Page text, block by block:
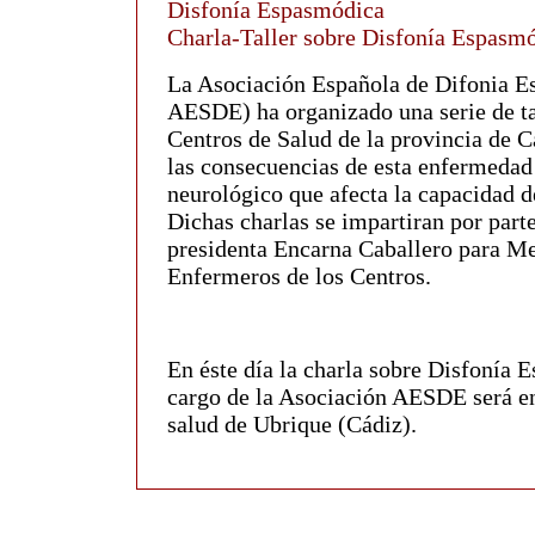
Disfonía Espasmódica
Charla-Taller sobre Disfonía
La Asociación Española de Difonia
AESDE) ha organizado una serie de
Centros de Salud de la provincia de
las consecuencias de esta
neurológico que afecta la capacidad
Dichas charlas se impartiran por
presidenta Encarna Caballero para
Enfermeros de los Centros.
En éste día la charla sobre Disfonía
cargo dela Asociación AESDE será
salud de Ubrique (Cádiz).